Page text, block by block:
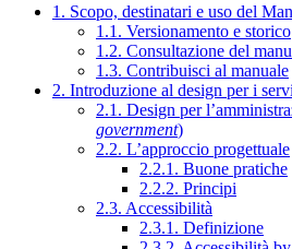
1. Scopo, destinatari e uso del
1.1. Versionamento e storico
1.2. Consultazione del
1.3. Contribuisci al manuale
2. Introduzione al design per i
2.1. Design per
government)
2.2. L’approccio progettuale
2.2.1. Buone pratiche
2.2.2. Principi
2.3. Accessibilità
2.3.1. Definizione